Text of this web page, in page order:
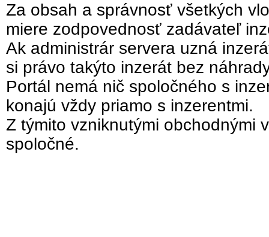
Za obsah a správnosť všetkých
miere zodpovednosť zadávateľ
Ak administrár servera uzná
si právo takýto inzerát bez
Portál nemá nič spoločného s
konajú vždy priamo s inzerentmi.
Z týmito vzniknutými obchodnými
spoločné.